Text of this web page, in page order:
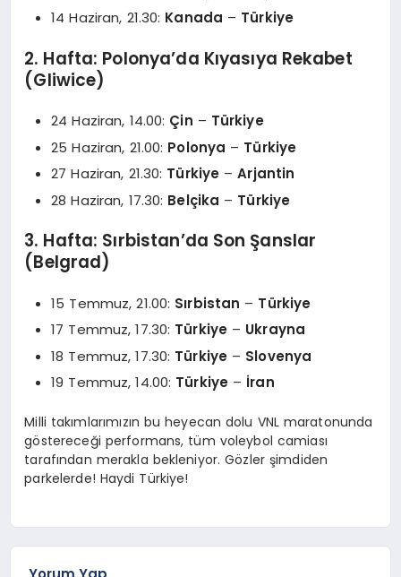
14 Haziran, 21.30: Kanada – Türkiye
2. Hafta: Polonya’da Kıyasıya Rekabet
(Gliwice)
24 Haziran, 14.00: Çin – Türkiye
25 Haziran, 21.00: Polonya – Türkiye
27 Haziran, 21.30: Türkiye –Arjantin
28 Haziran, 17.30: Belçika – Türkiye
3. Hafta: Sırbistan’da Son Şanslar
(Belgrad)
15 Temmuz, 21.00: Sırbistan – Türkiye
17 Temmuz, 17.30: Türkiye – Ukrayna
18 Temmuz, 17.30: Türkiye – Slovenya
19 Temmuz, 14.00: Türkiye – İran
Milli takımlarımızın bu heyecan dolu VNL maratonunda
göstereceği performans, tüm voleybol camiası
tarafından merakla bekleniyor. Gözler şimdiden
parkelerde! Haydi Türkiye!